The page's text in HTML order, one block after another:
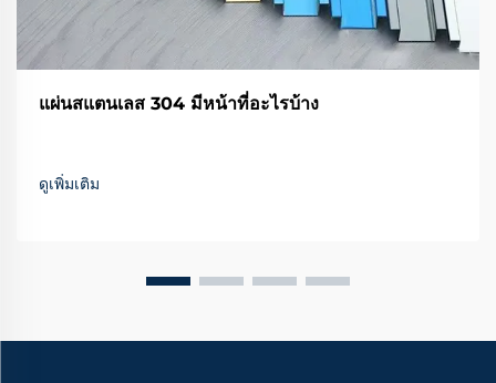
แผ่นสแตนเลส 304 มีหน้าที่อะไรบ้าง
ดูเพิ่มเติม